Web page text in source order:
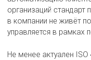
организаций стандарт
в компании не живёт
управляется в рамках
Не менее актуален